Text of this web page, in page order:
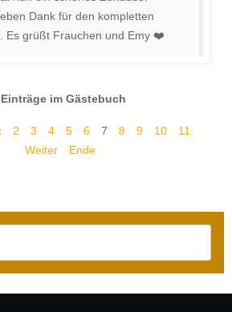
Dank für den kompletten
Es grüßt Frauchen und Emy ❤️
im Gästebuch
2 3 4 5 6 7 8 9 10
11
Weiter
Ende